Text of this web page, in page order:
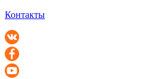
Контакты